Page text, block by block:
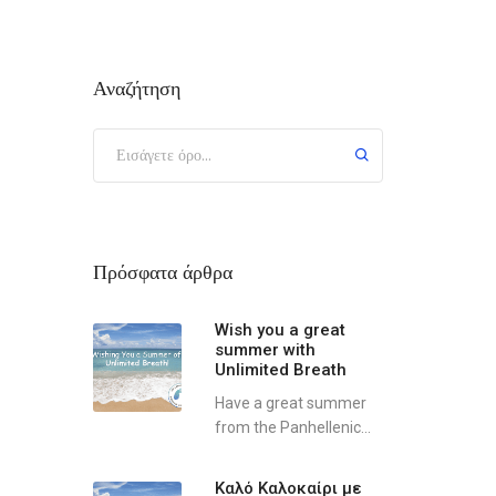
Αναζήτηση
Πρόσφατα άρθρα
Wish you a great
summer with
Unlimited Breath
Have a great summer
from the Panhellenic...
Καλό Καλοκαίρι με